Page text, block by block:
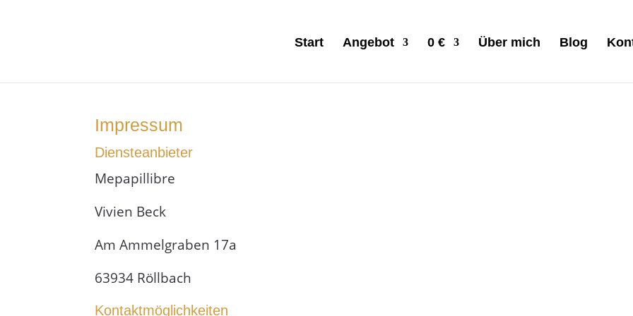
Start Angebot 0 € Über mich Blog
Impressum
Diensteanbieter
Mepapillibre
Vivien Beck
Am Ammelgraben 17a
63934 Röllbach
Kontaktmöglichkeiten